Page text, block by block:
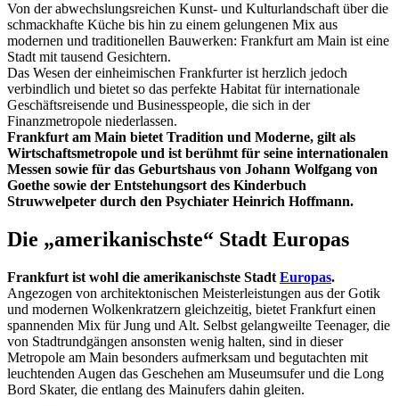
Von der abwechslungsreichen Kunst- und Kulturlandschaft über die
schmackhafte Küche bis hin zu einem gelungenen Mix aus
modernen und traditionellen Bauwerken: Frankfurt am Main ist eine
Stadt mit tausend Gesichtern.
Das Wesen der einheimischen Frankfurter ist herzlich jedoch
verbindlich und bietet so das perfekte Habitat für internationale
Geschäftsreisende und Businesspeople, die sich in der
Finanzmetropole niederlassen.
Frankfurt am Main bietet Tradition und Moderne, gilt als
Wirtschaftsmetropole und ist berühmt für seine internationalen
Messen sowie für das Geburtshaus von Johann Wolfgang von
Goethe sowie der Entstehungsort des Kinderbuch
Struwwelpeter durch den Psychiater Heinrich Hoffmann.
Die „amerikanischste“ Stadt Europas
Frankfurt ist wohl die amerikanischste Stadt Europas.
Angezogen von architektonischen Meisterleistungen aus der Gotik
und modernen Wolkenkratzern gleichzeitig, bietet Frankfurt einen
spannenden Mix für Jung und Alt. Selbst gelangweilte Teenager, die
von Stadtrundgängen ansonsten wenig halten, sind in dieser
Metropole am Main besonders aufmerksam und begutachten mit
leuchtenden Augen das Geschehen am Museumsufer und die Long
Bord Skater, die entlang des Mainufers dahin gleiten.